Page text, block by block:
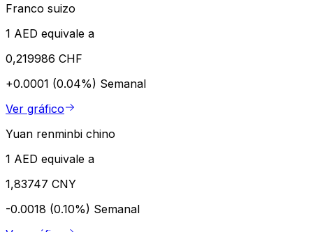
Franco suizo
1 AED equivale a
0,219986 CHF
+0.0001 (0.04%) Semanal
Ver gráfico
Yuan renminbi chino
1 AED equivale a
1,83747 CNY
-0.0018 (0.10%) Semanal